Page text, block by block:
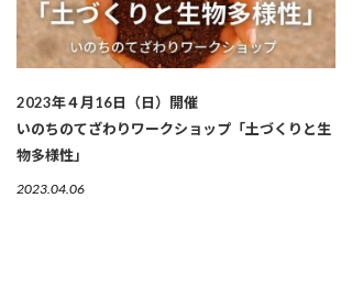
2023年４月16日（日）開催
いのちのてざわりワークショップ「土づくりと生
物多様性」
2023.04.06